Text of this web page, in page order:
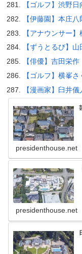
【ゴルフ】渋野日
【伊藤園】本庄八
【アナウンサー
【ずうとるび】山
【俳優】吉田栄作
【ゴルフ】横峯さ
【漫画家】臼井儀
presidenthouse.net
presidenthouse.net